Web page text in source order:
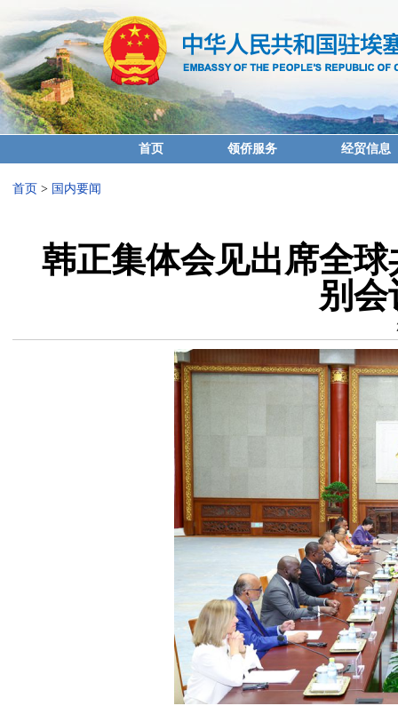
首页 领侨服务 经贸信息
首页 > 国内要闻
韩正集体会见出席全
别会